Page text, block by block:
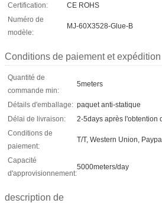
Certification:
CE ROHS
Numéro de
modèle:
MJ-60X3528-Glue-B
Conditions de paiement et expédition
Quantité de
commande min:
5meters
Détails d'emballage: paquet anti-statique
Délai de livraison:
2-5days après l'obtention
Conditions de
paiement:
T/T, Western Union,
Capacité
d'approvisionnement:
5000meters/day
description de